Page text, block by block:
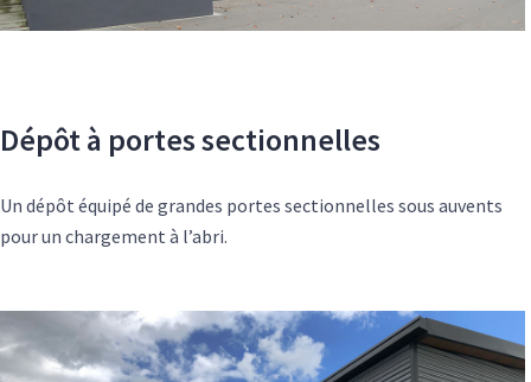
Dépôt à portes sectionnelles
Un dépôt équipé de grandes portes sectionnelles sous auvents
pour un chargement à l’abri.